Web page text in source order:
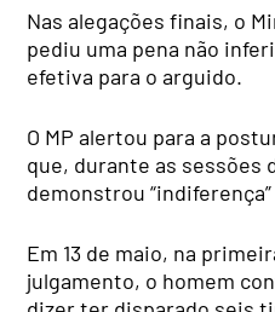
Nas alegações finais, o
pediu uma pena não
efetiva para o arguido.
O MP alertou para a
que, durante as sessões
demonstrou
Em 13 de maio, na
julgamento, o homem